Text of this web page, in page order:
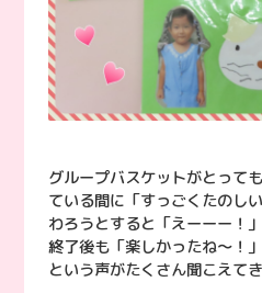
グループバスケットがとって
ている間に「すっごくたのし
わろうとすると「えーーー！
終了後も「楽しかったね〜！
という声がたくさん聞こえて